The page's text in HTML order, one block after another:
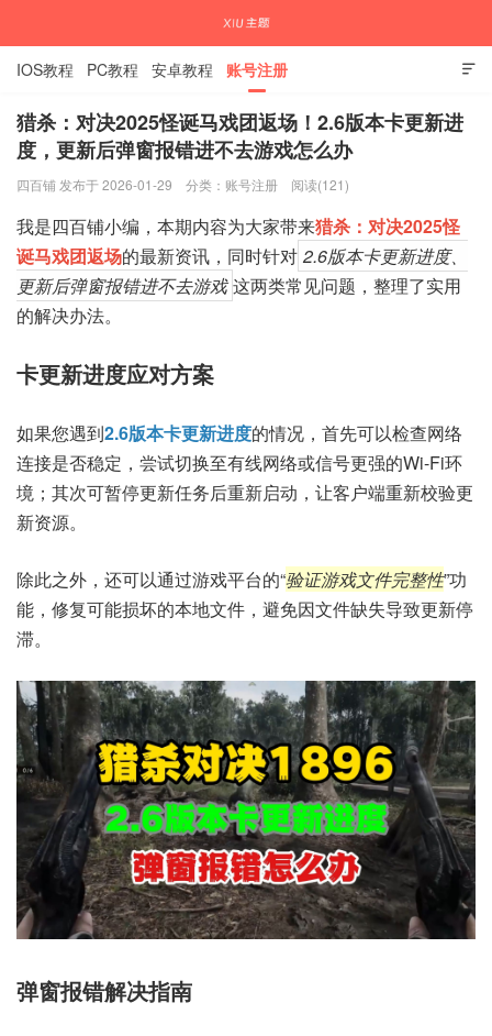
国内外APP下载注册教程

IOS教程 PC教程 安卓教程 账号注册
猎杀：对决2025怪诞马戏团返场！2.6版本卡更新进
度，更新后弹窗报错进不去游戏怎么办
四百铺 发布于 2026-01-29 分类： 账号注册 阅读(121)
我是四百铺小编，本期内容为大家带来猎杀：对决2025怪
诞马戏团返场的最新资讯，同时针对 2.6版本卡更新进度、
更新后弹窗报错进不去游戏 这两类常见问题，整理了实用
的解决办法。
卡更新进度应对方案
如果您遇到2.6版本卡更新进度的情况，首先可以检查网络
连接是否稳定，尝试切换至有线网络或信号更强的Wi-Fi环
境；其次可暂停更新任务后重新启动，让客户端重新校验更
新资源。
除此之外，还可以通过游戏平台的“验证游戏文件完整性”功
能，修复可能损坏的本地文件，避免因文件缺失导致更新停
滞。
弹窗报错解决指南